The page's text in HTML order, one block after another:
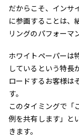
だからこそ、インサ
に参画することは、
リングのパフォーマ
ホワイトペーパーは
しているという特長
ロードするお客様は
す。
このタイミングで「
例を共有します」と
きます。